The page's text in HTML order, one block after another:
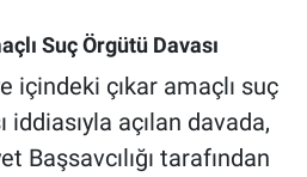
Suç Örgütü Davası
içindeki çıkar amaçlı suç
açılan davada,
Başsavcılığı tarafından